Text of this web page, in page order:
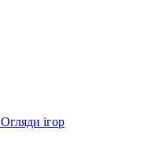
Огляди ігор